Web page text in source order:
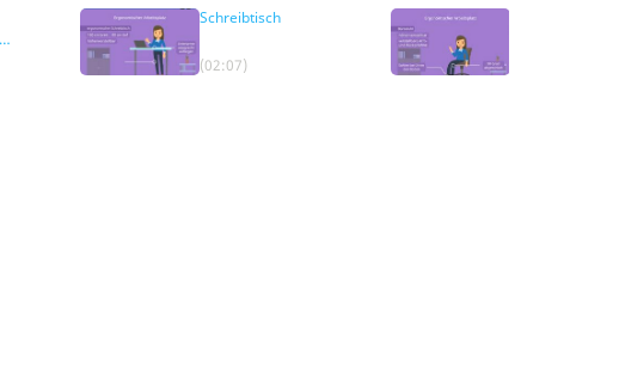
Schreibtisch
(02:07)